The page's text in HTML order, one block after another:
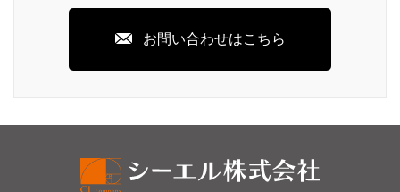
お問い合わせはこちら